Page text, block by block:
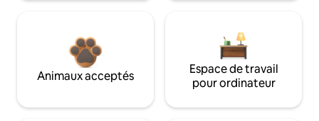
Animaux acceptés
Espace de travail
pour ordinateur